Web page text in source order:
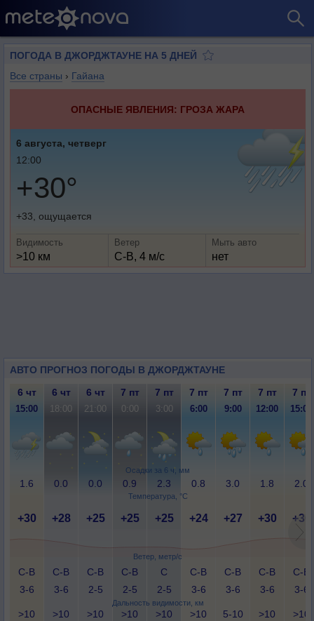
ПОГОДА В ДЖОРДЖТАУНЕ НА 5 ДНЕЙ
Все страны › Гайана
ОПАСНЫЕ ЯВЛЕНИЯ: ГРОЗА ЖАРА
6 августа, четверг
12:00
+30°
+33, ощущается
Видимость
>10 км
Ветер
С-В, 4 м/с
Мыть авто
нет
АВТО ПРОГНОЗ ПОГОДЫ В ДЖОРДЖТАУНЕ
Осадки за 6 ч, мм
Температура, °C
Ветер, метр/с
Дальность видимости, км
6 чт 6 чт 6 чт 7 пт 7 пт 7 пт 7 пт 7 пт 7 пт
15:00 18:00 21:00 0:00 3:00 6:00 9:00 12:00 15:00
1.6 0.0 0.0 0.9 2.3 0.8 3.0 1.8 2.0
+30 +28 +25 +25 +25 +24 +27 +30 +30
С-В
3-6
С-В
3-6
С-В
2-5
С-В
2-5
С
2-5
С-В
3-6
С-В
3-6
С-В
3-6
С-В
3-6
>10 >10 >10 >10 >10 >10 5-10 >10 >10